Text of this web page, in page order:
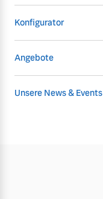
Konfigurator
Angebote
Unsere News & Events